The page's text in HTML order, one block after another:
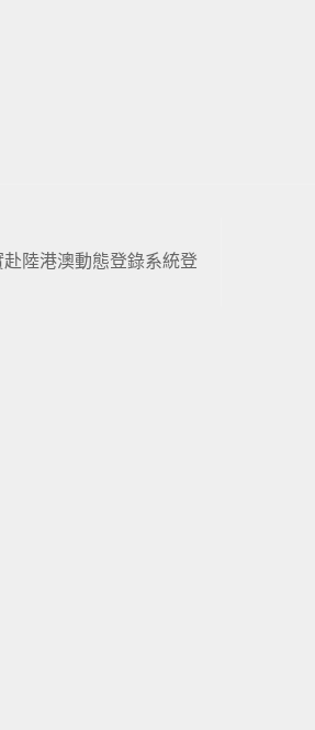
赴陸港澳動態登錄系統登